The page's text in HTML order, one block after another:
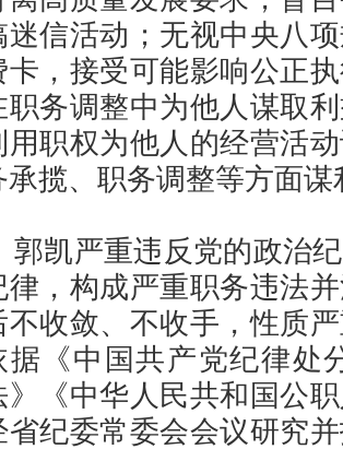
迷信活动；无视中央八
卡，接受可能影响公正
职务调整中为他人谋取
用职权为他人的经营活
承揽、职务调整等方面
郭凯严重违反党的政治
律，构成严重职务违法
不收敛、不收手，性质
据《中国共产党纪律处
》《中华人民共和国公
省纪委常委会会议研究